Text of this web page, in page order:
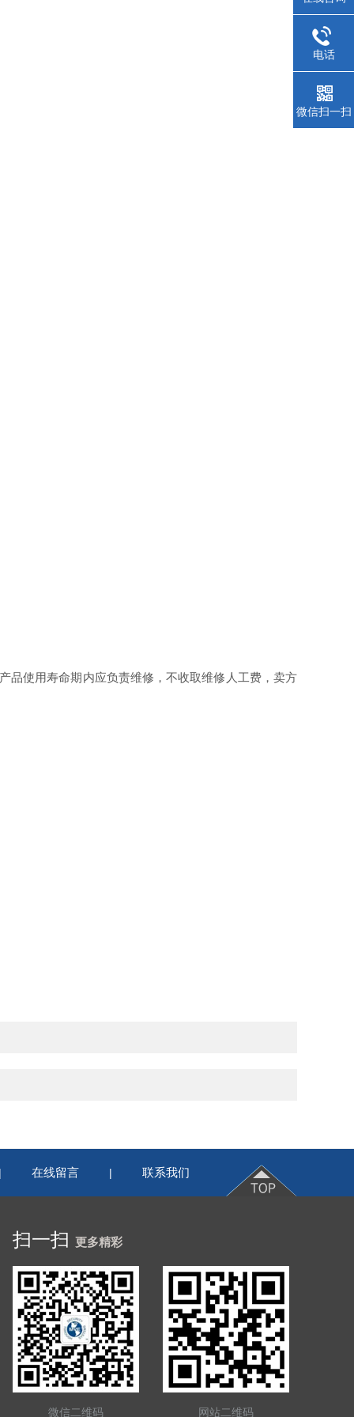
品使用寿命期内应负责维修，不收取维修人工费，卖方
在线留言 | 联系我们
扫一扫 更多精彩
微信二维码 网站二维码
电话
微信扫一扫